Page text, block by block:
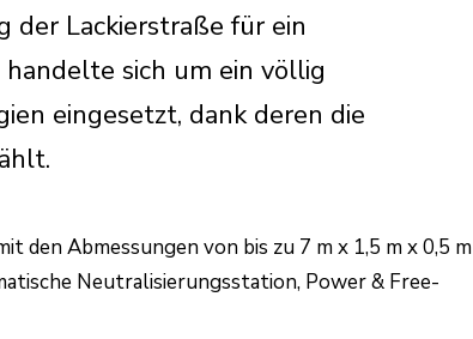
Lackierstraße für ein
sich um ein völlig
eingesetzt, dank deren die
Abmessungen von bis zu 7 m x 1,5 m x 0,5 m
Neutralisierungsstation, Power & Free-